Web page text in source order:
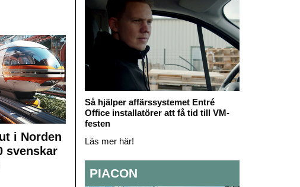
i Norden
svenskar
Så hjälper affärssystemet Entré
Office installatörer att få tid till VM-
festen
Läs mer här!
PIACON